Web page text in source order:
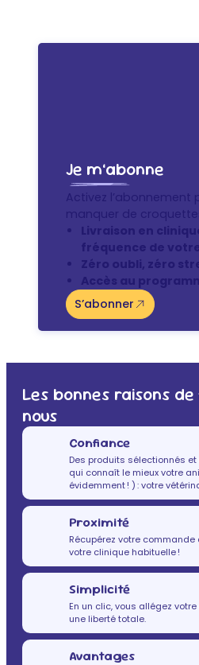
Je m’abonne
Activez l’abonnement
manquer de
Livraison en
fréquence de
Zéro oubli, zéro
Accès au
S’abonner
Les bonnes raisons
nous
Confiance
Des produits sélectionnés
qui connaît le mieux votre
évidemment ! ) : votre
Proximité
Récupérez votre commande
votre clinique habituelle !
Simplicité
En un clic, vous allégez
une liberté totale.
Avantages